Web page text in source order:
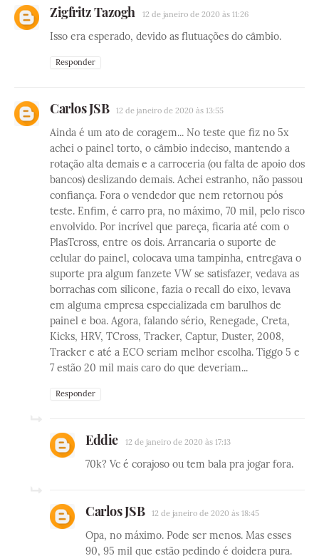
Zigfritz Tazogh 12 de janeiro de 2020 às 11:26
Isso era esperado, devido as flutuações do câmbio.
Responder
Carlos JSB 12 de janeiro de 2020 às 13:55
Ainda é um ato de coragem... No teste que fiz no 5x
achei o painel torto, o câmbio indeciso, mantendo a
rotação alta demais e a carroceria (ou falta de apoio dos
bancos) deslizando demais. Achei estranho, não passou
confiança. Fora o vendedor que nem retornou pós
teste. Enfim, é carro pra, no máximo, 70 mil, pelo risco
envolvido. Por incrível que pareça, ficaria até com o
PlasTcross, entre os dois. Arrancaria o suporte de
celular do painel, colocava uma tampinha, entregava o
suporte pra algum fanzete VW se satisfazer, vedava as
borrachas com silicone, fazia o recall do eixo, levava
em alguma empresa especializada em barulhos de
painel e boa. Agora, falando sério, Renegade, Creta,
Kicks, HRV, TCross, Tracker, Captur, Duster, 2008,
Tracker e até a ECO seriam melhor escolha. Tiggo 5 e
7 estão 20 mil mais caro do que deveriam...
Responder
Eddie 12 de janeiro de 2020 às 17:13
70k? Vc é corajoso ou tem bala pra jogar fora.
Carlos JSB 12 de janeiro de 2020 às 18:45
Opa, no máximo. Pode ser menos. Mas esses
90, 95 mil que estão pedindo é doidera pura.